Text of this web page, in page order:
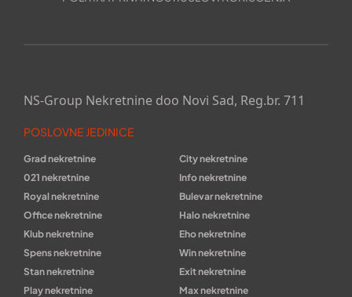
NS-Group Nekretnine doo Novi Sad, Reg.br. 711
POSLOVNE JEDINICE
Grad nekretnine
City nekretnine
021 nekretnine
Info nekretnine
Royal nekretnine
Bulevar nekretnine
Office nekretnine
Halo nekretnine
Klub nekretnine
Eho nekretnine
Spens nekretnine
Win nekretnine
Stan nekretnine
Exit nekretnine
Play nekretnine
Max nekretnine